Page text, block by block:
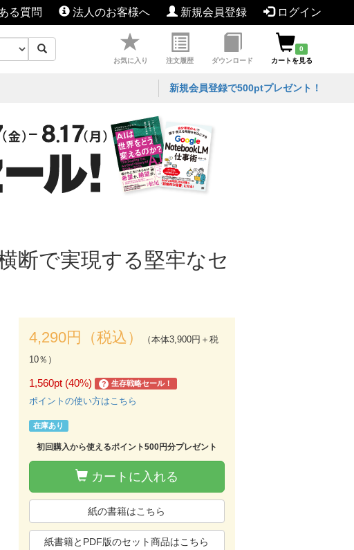
る質問 法人のお客様へ 新規会員登録 ログイン
お気に入り 注文履歴 ダウンロード
0
カートを見る
新規会員登録で500ptプレゼント！
断で実現する堅牢なセ
4,290円（税込）
（本体3,900円＋税
10％）
1,560pt (40%) ? 生存戦略セール！
ポイントの使い方はこちら
在庫あり
初回購入から使えるポイント500円分プレゼント
カートに入れる
紙の書籍はこちら
紙書籍とPDF版のセット商品はこちら